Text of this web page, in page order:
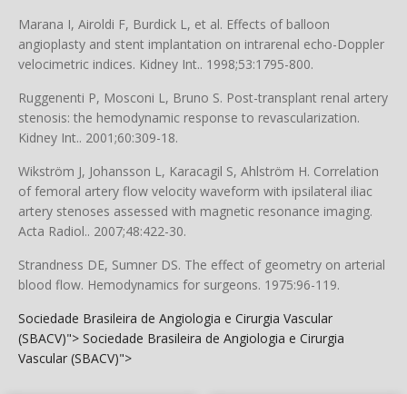
Marana I, Airoldi F, Burdick L, et al. Effects of balloon
angioplasty and stent implantation on intrarenal echo-Doppler
velocimetric indices. Kidney Int.. 1998;53:1795-800.
Ruggenenti P, Mosconi L, Bruno S. Post-transplant renal artery
stenosis: the hemodynamic response to revascularization.
Kidney Int.. 2001;60:309-18.
Wikström J, Johansson L, Karacagil S, Ahlström H. Correlation
of femoral artery flow velocity waveform with ipsilateral iliac
artery stenoses assessed with magnetic resonance imaging.
Acta Radiol.. 2007;48:422-30.
Strandness DE, Sumner DS. The effect of geometry on arterial
blood flow. Hemodynamics for surgeons. 1975:96-119.
Sociedade Brasileira de Angiologia e Cirurgia Vascular
(SBACV)"> Sociedade Brasileira de Angiologia e Cirurgia
Vascular (SBACV)">